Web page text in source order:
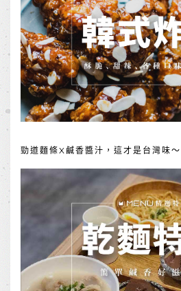
勁道麵條X鹹香醬汁，這才是台灣味～